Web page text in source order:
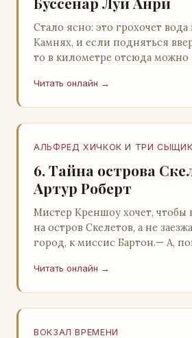
Стало ясно: это грохочет
Камнях, и если подняться
то в километре отсюда можно
крас…
Читать онлайн →
АЛЬФРЕД ХИЧКОК И ТРИ
6. Тайна острова
Артур Роберт
Мистер Креншоу хочет, чтобы
на остров Скелетов, а не
город, к миссис Бартон.— А,
«кризис»…
Читать онлайн →
ВОКЗАЛ ВРЕМЕНИ